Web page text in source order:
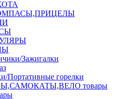
Зажигалки
Портативные горелки
товары